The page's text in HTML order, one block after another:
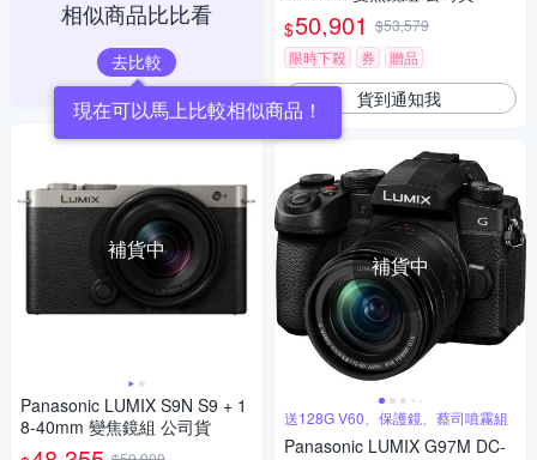
相似商品比比看
去比較
現在可以馬上比較相似商品！
補貨中
Panasonic LUMIX S9N S9 + 1
8-40mm 變焦鏡組 公司貨
$50,901 $53,579
限時下殺
券 贈品
貨到通知我
補貨中
送128G V60、保護鏡、蔡司噴霧組
Panasonic LUMIX G97M DC-